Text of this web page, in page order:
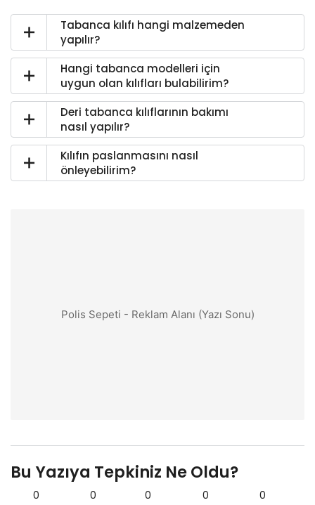
Tabanca kılıfı hangi malzemeden
yapılır?
Hangi tabanca modelleri için
uygun olan kılıfları bulabilirim?
Deri tabanca kılıflarının bakımı
nasıl yapılır?
Kılıfın paslanmasını nasıl
önleyebilirim?
Polis Sepeti - Reklam Alanı (Yazı Sonu)
Bu Yazıya Tepkiniz Ne Oldu?
0 0 0 0 0